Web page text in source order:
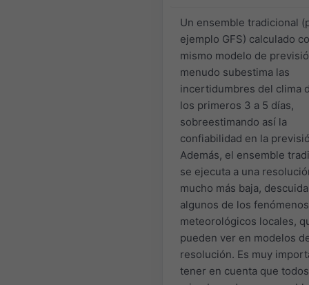
Un ensemble tradicional
ejemplo GFS) calculado
mismo modelo de
menudo subestima las
incertidumbres del clima
los primeros 3 a 5 días,
sobreestimando así la
confiabilidad en la
Además, el ensemble
se ejecuta a una
mucho más baja,
algunos de los fenómenos
meteorológicos locales,
pueden ver en modelos
resolución. Es muy
tener en cuenta que